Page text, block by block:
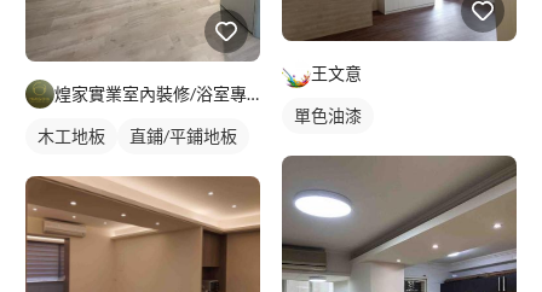
煌家實業室內裝修/浴室專精/統包工程
木工地板 直鋪/平鋪地板
王文意
單色油漆